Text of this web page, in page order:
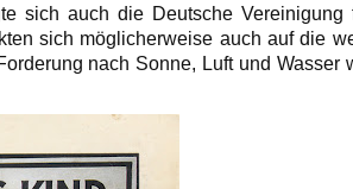
sich auch die Deutsche Vereinigung
sich möglicherweise auch auf die
nach Sonne, Luft und Wasser